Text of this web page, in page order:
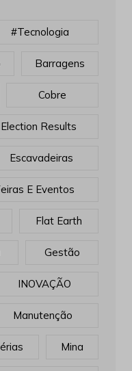
#tecnologia
Barragens
Cobre
Election Results
Escavadeiras
E Eventos
Flat Earth
Gestão
INOVAÇÃO
Manutenção
Mina